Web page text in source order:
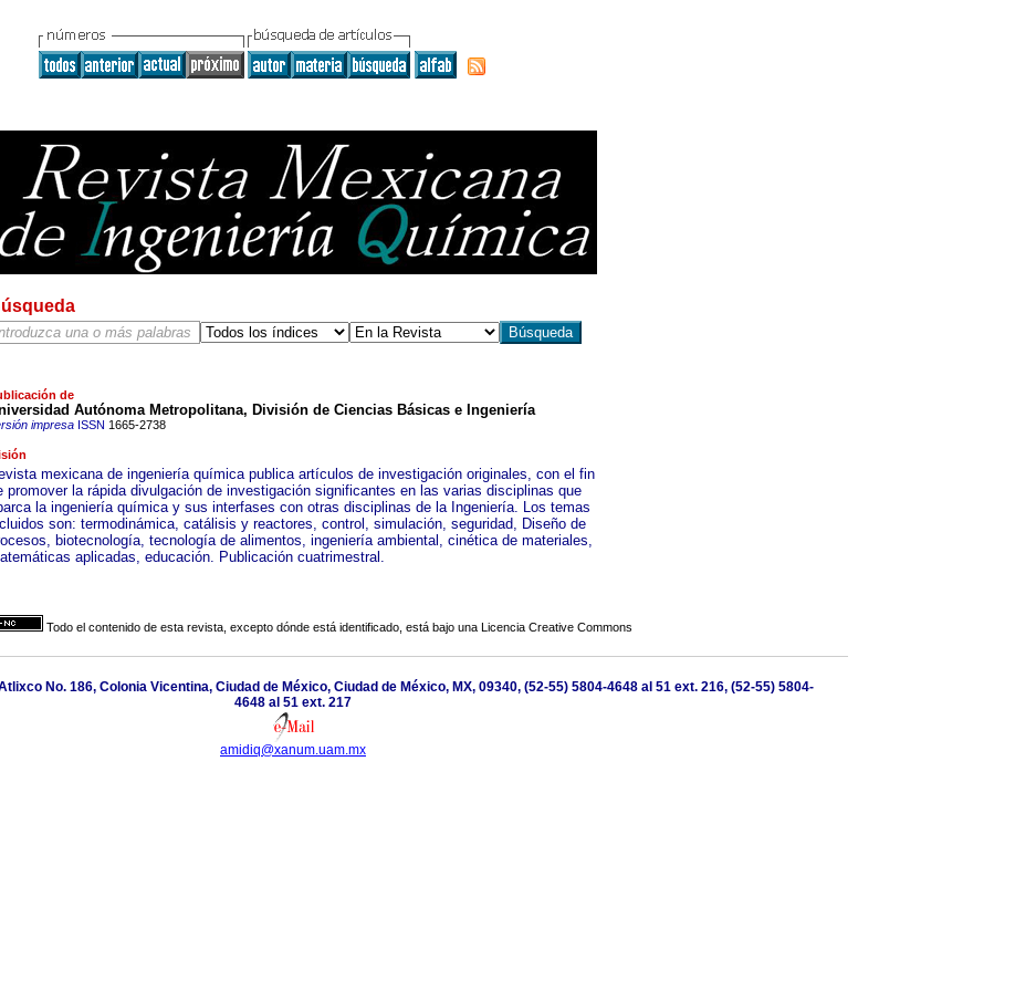
de
Autónoma Metropolitana, División de Ciencias Básicas e Ingeniería
impresaISSN 1665-2738
mexicana de ingeniería química publica artículos de investigación originales, con el fin
promover la rápida divulgación de investigación significantes en las varias disciplinas que
la ingeniería química y sus interfases con otras disciplinas de la Ingeniería. Los temas
son: termodinámica, catálisis y reactores, control, simulación, seguridad, Diseño de
biotecnología, tecnología de alimentos, ingeniería ambiental, cinética de materiales,
aplicadas, educación. Publicación cuatrimestral.
Todo el contenido de esta revista, excepto dónde está identificado, está bajo una Licencia Creative Commons
No. 186, Colonia Vicentina, Ciudad de México, Ciudad de México, MX, 09340, (52-55) 5804-4648 al 51 ext. 216, (52-55) 5804-
4648 al 51 ext. 217
amidiq@xanum.uam.mx